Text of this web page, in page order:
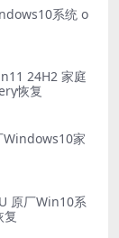
系统 o
24H2 家庭
恢复
Windows10家
原厂Win10系
复